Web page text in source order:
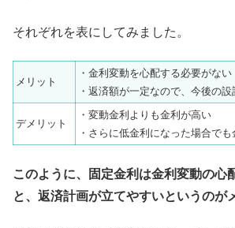
それぞれを表にしてみました。
メリット
・金利変動を心配する必要がない
・返済額が一定なので、今後の
デメリット
・変動金利よりも金利が高い
・さらに低金利になった場合で
このように、固定金利は金利変動の心
と、返済計画が立てやすいというのが